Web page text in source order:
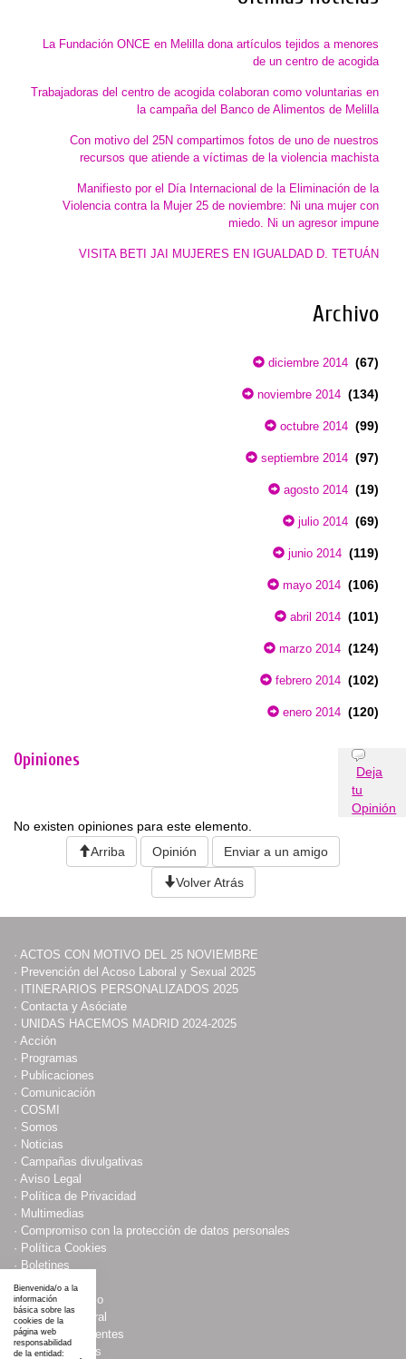
La Fundación ONCE en Melilla dona artículos tejidos a menores
de un centro de acogida
Trabajadoras del centro de acogida colaboran como voluntarias en
la campaña del Banco de Alimentos de Melilla
Con motivo del 25N compartimos fotos de uno de nuestros
recursos que atiende a víctimas de la violencia machista
Manifiesto por el Día Internacional de la Eliminación de la
Violencia contra la Mujer 25 de noviembre: Ni una mujer con
miedo. Ni un agresor impune
VISITA BETI JAI MUJERES EN IGUALDAD D. TETUÁN
Archivo
diciembre 2014 (67)
noviembre 2014 (134)
octubre 2014 (99)
septiembre 2014 (97)
agosto 2014 (19)
julio 2014 (69)
junio 2014 (119)
mayo 2014 (106)
abril 2014 (101)
marzo 2014 (124)
febrero 2014 (102)
enero 2014 (120)
Opiniones
Deja
tu
Opinión
No existen opiniones para este elemento.
Arriba
Opinión Enviar a un amigo
Volver Atrás
· ACTOS CON MOTIVO DEL 25 NOVIEMBRE
· Prevención del Acoso Laboral y Sexual 2025
· ITINERARIOS PERSONALIZADOS 2025
· Contacta y Asóciate
· UNIDAS HACEMOS MADRID 2024-2025
· Acción
· Programas
· Publicaciones
· Comunicación
· COSMI
· Somos
· Noticias
· Campañas divulgativas
· Aviso Legal
· Política de Privacidad
· Multimedias
· Compromiso con la protección de datos personales
· Política Cookies
· Boletines
·Agenda
·Asociacionismo
·Espacio Cultural
·Mujeres Influyentes
·Colaboraciones
Bienvenida/o a la
información
básica sobre las
cookies de la
página web
responsabilidad
de la entidad: